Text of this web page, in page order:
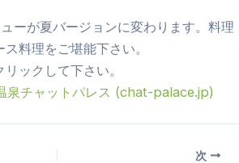
ーが夏バージョンに変わります。料理
料理をご堪能下さい。
ックして下さい。
泉チャットパレス (chat-palace.jp)
次